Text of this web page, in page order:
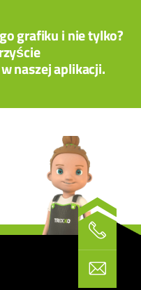
grafiku i nie tylko?
naszej aplikacji.